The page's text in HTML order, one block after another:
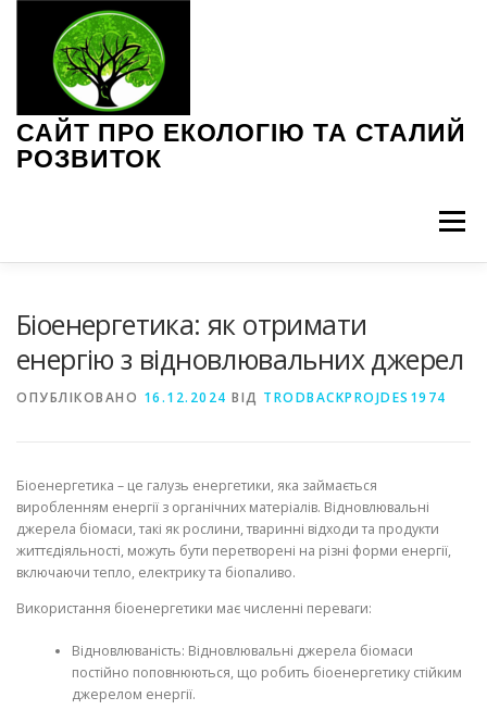
САЙТ ПРО ЕКОЛОГІЮ ТА СТАЛИЙ
РОЗВИТОК
Меню
Біоенергетика: як отримати
енергію з відновлювальних джерел
ОПУБЛІКОВАНО 16.12.2024 ВІД TRODBACKPROJDES1974
Біоенергетика – це галузь енергетики, яка займається
виробленням енергії з органічних матеріалів. Відновлювальні
джерела біомаси, такі як рослини, тваринні відходи та продукти
життєдіяльності, можуть бути перетворені на різні форми енергії,
включаючи тепло, електрику та біопаливо.
Використання біоенергетики має численні переваги:
Відновлюваність: Відновлювальні джерела біомаси
постійно поповнюються, що робить біоенергетику стійким
джерелом енергії.